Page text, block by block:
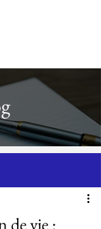
de vie :